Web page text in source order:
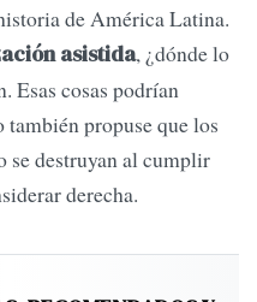
de América Latina.
asistida, ¿dónde lo
Esas cosas podrían
también propuse que los
se destruyan al cumplir
derecha.